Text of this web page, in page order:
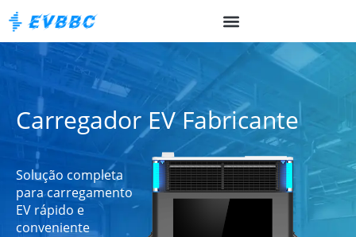
Carregador EV Fabricante
Solução completa
para carregamento
EV rápido e
conveniente